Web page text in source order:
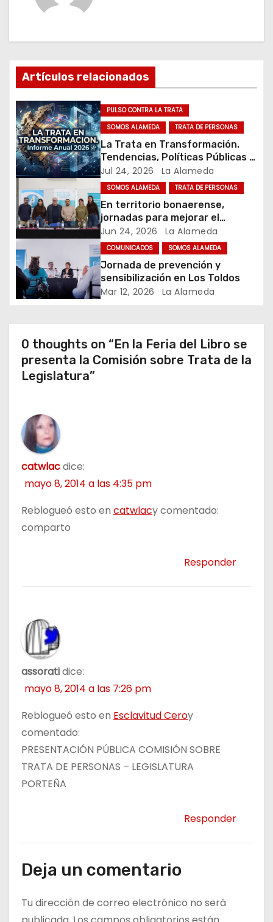
ó
n
d
e
e
n
t
r
a
a
s
Artículos relacionados
PULSO CONTRA LA TRATA
SOMOS ALAMEDA
TRATA DE PERSONAS
La Trata en Transformación.
Tendencias, Políticas Públicas y
Nuevos Desafíos. Argentina y el
Mundo – Julio 2026
Jul 24, 2026 La Alameda
SOMOS ALAMEDA TRATA DE PERSONAS
En territorio bonaerense,
jornadas para mejorar el
cuidado en comunidad
Jun 24, 2026 La Alameda
COMUNICADOS SOMOS ALAMEDA
Jornada de prevención y
sensibilización en Los Toldos
Mar 12, 2026 La Alameda
0 thoughts on “En la Feria del Libro se
presenta la Comisión sobre Trata de la
Legislatura”
catwlacdice:
mayo 8, 2014 a las 4:35 pm
Reblogueó esto en catwlacy comentado:
comparto
Responder
assoratidice:
mayo 8, 2014 a las 7:26 pm
Reblogueó esto en Esclavitud Ceroy
comentado:
PRESENTACIÓN PÚBLICA COMISIÓN SOBRE
TRATA DE PERSONAS – LEGISLATURA
PORTEÑA
Responder
Deja un comentario
Tu dirección de correo electrónico no será